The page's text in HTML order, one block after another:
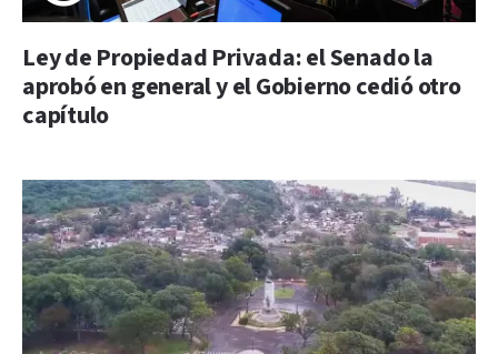
Ley de Propiedad Privada: el Senado la
aprobó en general y el Gobierno cedió otro
capítulo